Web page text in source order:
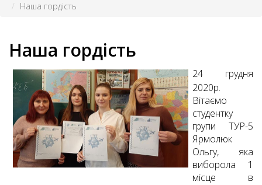
Наша гордість
Наша гордість
24 грудня
2020р.
Вітаємо
студентку
групи ТУР-5
Ярмолюк
Ольгу, яка
виборола 1
місце в